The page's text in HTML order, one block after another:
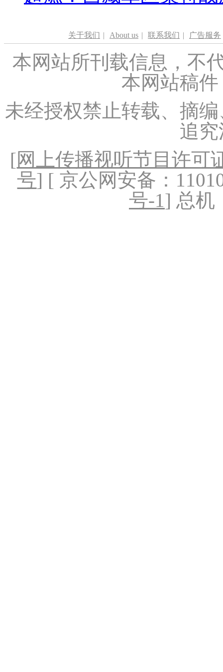
关于我们 | About us | 联系我们 | 广告服务
本网站所刊载信息，不
本网站稿
未经授权禁止转载、摘
追
[网上传播视听节目许可
号] [ 京公网安备：
号-1] 总机